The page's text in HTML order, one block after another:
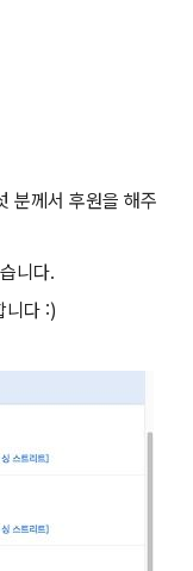
분께서 후원을 해주
니다.
니다 :)